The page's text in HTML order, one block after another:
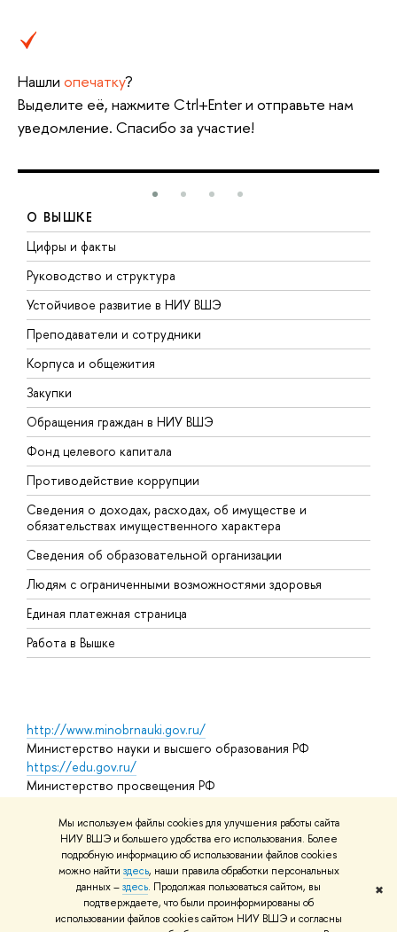
Мы используем файлы cookies для улучшения работы сайта
НИУ ВШЭ и большего удобства его использования. Более
подробную информацию об использовании файлов cookies
можно найти здесь, наши правила обработки персональных
данных –здесь. Продолжая пользоваться сайтом, вы
подтверждаете, что были проинформированы об
использовании файлов cookies сайтом НИУ ВШЭ и согласны
✖
Нашли опечатку?
Выделите её, нажмите Ctrl+Enter и отправьте нам
уведомление. Спасибо за участие!
О ВЫШКЕ
Цифры и факты
Руководство и структура
Устойчивое развитие в НИУ ВШЭ
Преподаватели и сотрудники
Корпуса и общежития
Закупки
Обращения граждан в НИУ ВШЭ
Фонд целевого капитала
Противодействие коррупции
Сведения о доходах, расходах, об имуществе и
обязательствах имущественного характера
Сведения об образовательной организации
Людям с ограниченными возможностями здоровья
Единая платежная страница
Работа в Вышке
http://www.minobrnauki.gov.ru/
Министерство науки и высшего образования РФ
https://edu.gov.ru/
Министерство просвещения РФ
Массовые открытые онлайн-курсы
© НИУ ВШЭ 1993–2026 Адреса и контактыУсловия
использования материаловПолитика конфиденциальности
Шрифты HSE Sans и HSE Slab разработаны в
Школе дизайна НИУ